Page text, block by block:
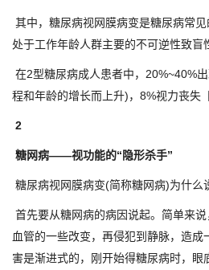
其中，糖尿病视网膜病变是糖尿病常
处于工作年龄人群主要的不可逆性致盲
在2型糖尿病成人患者中，20%~40%
程和年龄的增长而上升)，8%视力丧失
2
糖网病——视功能的“隐形杀手”
糖尿病视网膜病变(简称糖网病)为什么
首先要从糖网病的病因说起。简单来
血管的一些改变，再侵犯到静脉，造成
害是渐进式的，刚开始得糖尿病时，眼